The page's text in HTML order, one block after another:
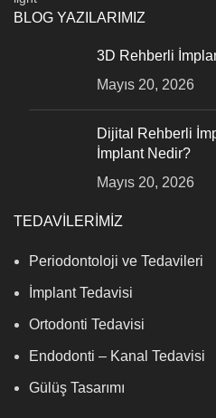
BLOG YAZILARIMIZ
3D Rehberli
Mayıs 20, 2026
Dijital Rehberli
İmplant Nedir?
Mayıs 20, 2026
TEDAVİLERİMİZ
Periodontoloji ve Tedavileri
İmplant Tedavisi
Ortodonti Tedavisi
Endodonti – Kanal Tedavisi
Gülüş Tasarımı